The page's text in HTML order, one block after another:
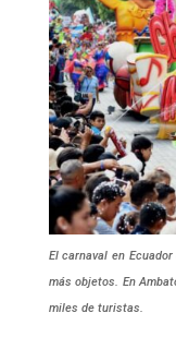
El carnaval en
más objetos. En
miles de turistas.